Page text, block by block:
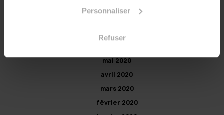
Personnaliser
Refuser
mai 2020
avril 2020
mars 2020
février 2020